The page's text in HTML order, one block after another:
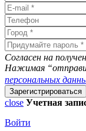
Согласен на
Нажимая
персональных
close Учетная
Войти